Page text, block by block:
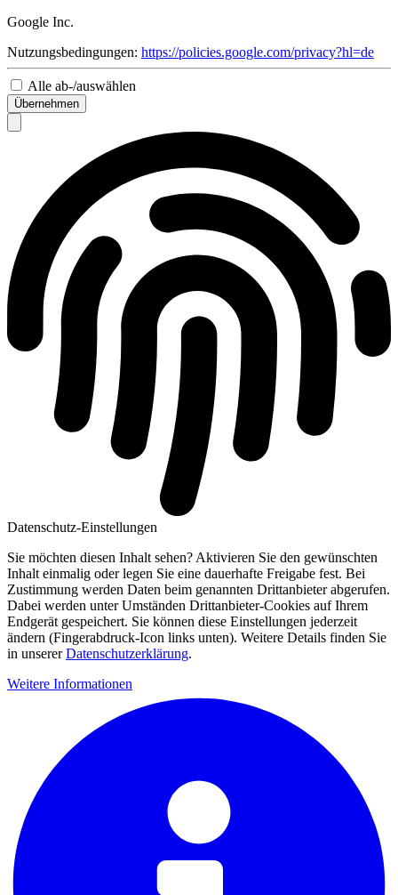
Google Inc.
Nutzungsbedingungen: https://policies.google.com/privacy?hl=de
Alle ab-/auswählen
Übernehmen
Datenschutz-Einstellungen
Sie möchten diesen Inhalt sehen? Aktivieren Sie den gewünschten
Inhalt einmalig oder legen Sie eine dauerhafte Freigabe fest. Bei
Zustimmung werden Daten beim genannten Drittanbieter abgerufen.
Dabei werden unter Umständen Drittanbieter-Cookies auf Ihrem
Endgerät gespeichert. Sie können diese Einstellungen jederzeit
ändern (Fingerabdruck-Icon links unten). Weitere Details finden Sie
in unsererDatenschutzerklärung.
Weitere Informationen